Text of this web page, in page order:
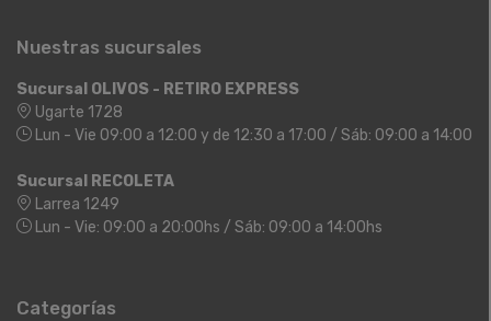
Nuestras sucursales
Sucursal OLIVOS - RETIRO EXPRESS
Ugarte 1728
Lun - Vie 09:00 a 12:00 y de 12:30 a 17:00 / Sáb: 09:00 a 14:00
Sucursal RECOLETA
Larrea 1249
Lun - Vie: 09:00 a 20:00hs / Sáb: 09:00 a 14:00hs
Categorías